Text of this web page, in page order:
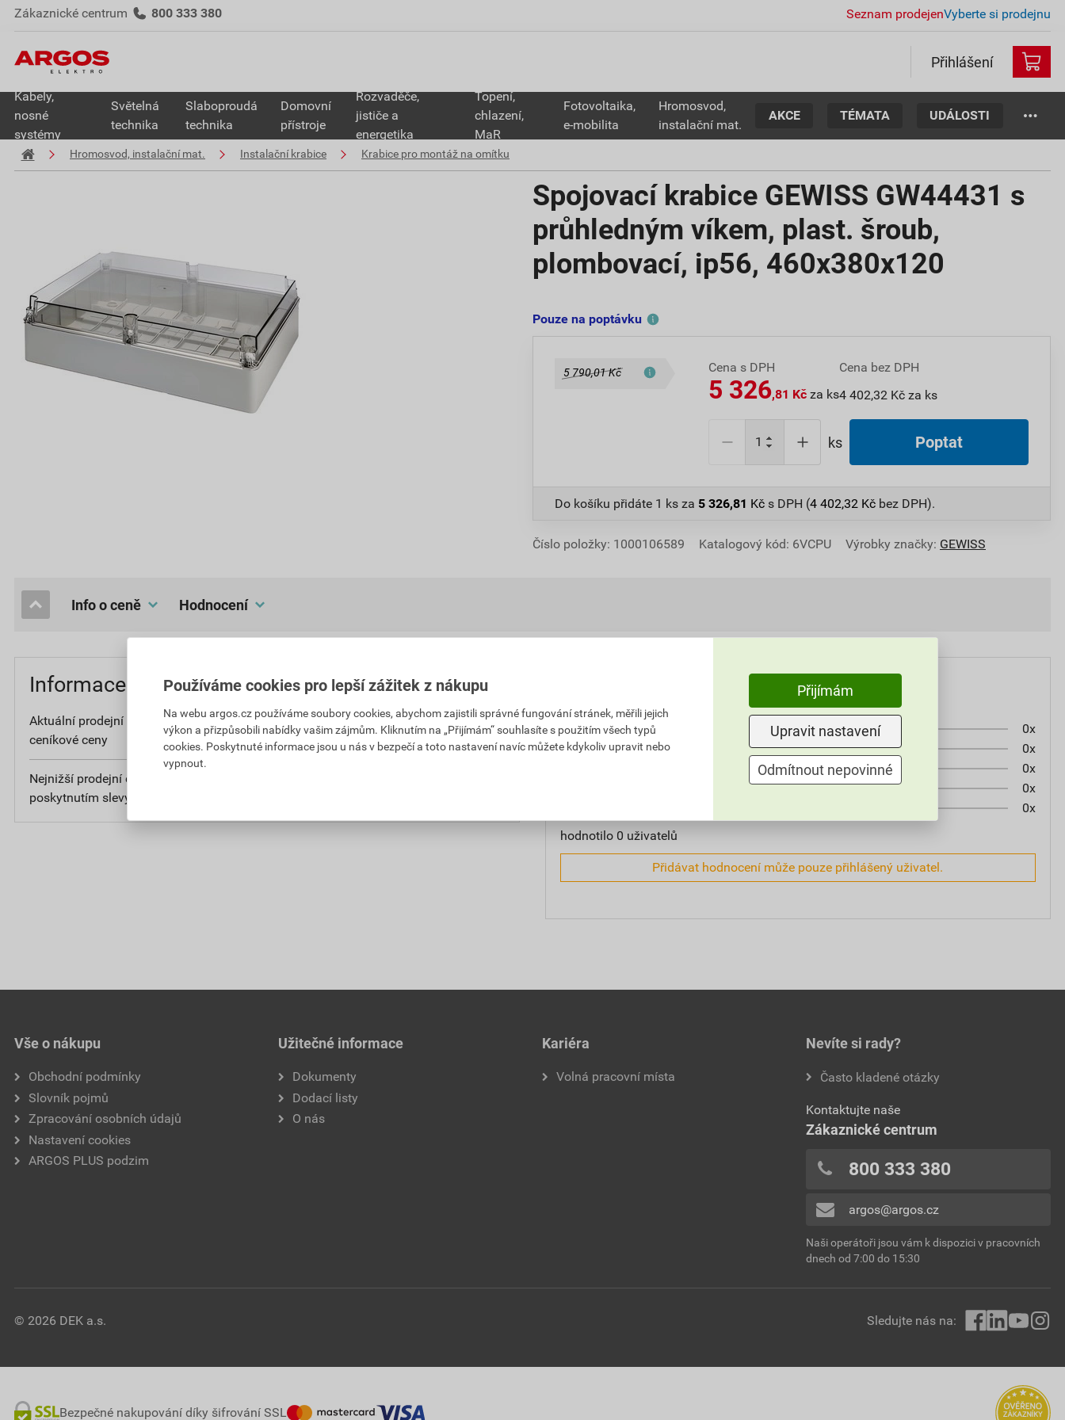
Zákaznické centrum 800 333 380 Seznam prodejenVyberte si prodejnu
Přihlášení
Kabely,
nosné
systémy
Světelná
technika
Slaboproudá
technika
Domovní
přístroje
Rozvaděče,
jističe a
energetika
Topení,
chlazení,
MaR
Fotovoltaika,
e-mobilita
Hromosvod,
instalační mat.
AKCE TÉMATA UDÁLOSTI
Hromosvod, instalační mat. Instalační krabice Krabice pro montáž na omítku
Spojovací krabice GEWISS GW44431 s
průhledným víkem, plast. šroub,
plombovací, ip56, 460x380x120
Pouze na poptávku
5 790,01 Kč Cena s DPH
5 326,81 Kč za ks
Cena bez DPH
4 402,32 Kč za ks
ks Poptat
Do košíku přidáte 1 ks za 5 326,81 Kč s DPH (4 402,32 Kč bez DPH).
Číslo položky: 1000106589 Katalogový kód: 6VCPU Výrobky značky: GEWISS
Info o ceně hodnocení
Informace o ceně
Aktuální prodejní cena po slevě 8% z
ceníkové ceny
4 402,32 Kč
bez DPH za ks
5 326,81 Kč
s DPH za ks
Nejnižší prodejní cena v době 30 dnů před
poskytnutím slevy
0,0
hodnotilo 0 uživatelů
0x
0x
0x
0x
0x
Přidávat hodnocení může pouze přihlášený uživatel.
Vše o nákupu
Obchodní podmínky
Slovník pojmů
Zpracování osobních údajů
Nastavení cookies
ARGOS PLUS podzim
Užitečné informace
Dokumenty
Dodací listy
O nás
Kariéra
Volná pracovní místa
Nevíte si rady?
Často kladené otázky
Kontaktujte naše
Zákaznické centrum
800 333 380
argos@argos.cz
Naši operátoři jsou vám k dispozici v pracovních
dnech od 7:00 do 15:30
© 2026 DEK a.s. Sledujte nás na:
Bezpečné nakupování díky šifrování SSL
Používáme cookies pro lepší zážitek z nákupu
Na webu argos.cz používáme soubory cookies, abychom zajistili správné fungování stránek, měřili jejich
výkon a přizpůsobili nabídky vašim zájmům. Kliknutím na „Přijímám“ souhlasíte s použitím všech typů
cookies. Poskytnuté informace jsou u nás v bezpečí a toto nastavení navíc můžete kdykoliv upravit nebo
vypnout.
Přijímám
Upravit nastavení
Odmítnout nepovinné